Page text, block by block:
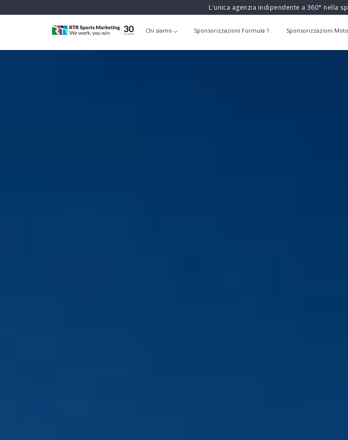
L'unica agenzia indipendente a 360° nella
Chi siamo Sponsorizzazioni Formula 1 Sponsorizzazioni